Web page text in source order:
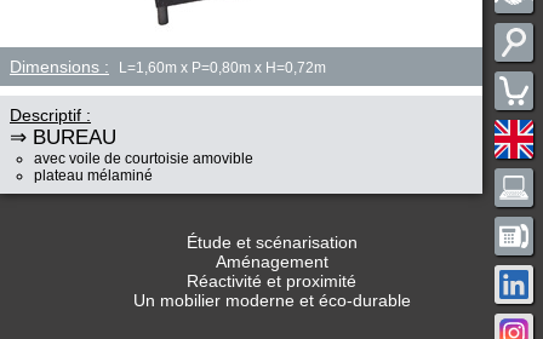
Dimensions : L=1,60m x P=0,80m x H=0,72m
Descriptif :
⇒ BUREAU
avec voile de courtoisie amovible
plateau mélaminé
Étude et scénarisation
Aménagement
Réactivité et proximité
Un mobilier moderne et éco-durable